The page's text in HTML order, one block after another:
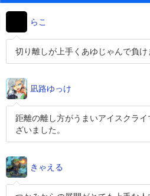
らこ
切り離しが上手くあゆじゃんで負け
凪路ゆっけ
距離の離し方がうまいアイスクラ
ざいました。
きゃえる